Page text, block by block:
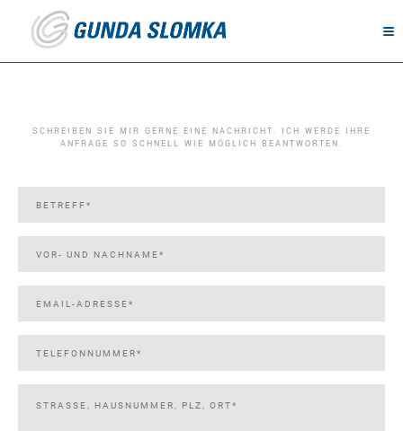
SCHREIBEN SIE MIR GERNE EINE NACHRICHT. ICH WERDE IHRE
ANFRAGE SO SCHNELL WIE MÖGLICH BEANTWORTEN.